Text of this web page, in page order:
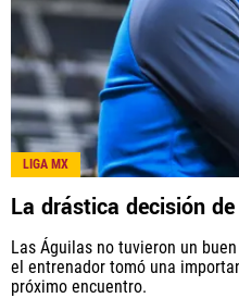
LIGA MX
La drástica decisión
Las Águilas no tuvieron un
el entrenador tomó una
próximo encuentro.